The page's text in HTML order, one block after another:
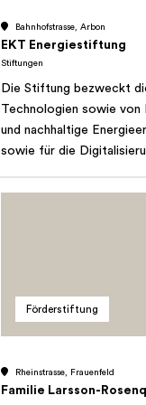
abzuändern.
die Förderung der
Schweiz und seinen
Unterstützung von
Organisationen, die
Stiftung hat
keinerlei Erwerbszweck
Leistungen im Interesse
Bahnhofstrasse, Arbon
EKT Energiestiftung
Stiftungen
Die Stiftung bezweckt
Technologien sowie von
und nachhaltige
sowie für die
Projekte mit
hinaus Projekte und
Umweltschutzes, sowie
fördern. Zur Erfüllung
erwerben, veräussern
Grundstücke erwerben
Förderstiftung
Rheinstrasse, Frauenfeld
Familie Larsson-